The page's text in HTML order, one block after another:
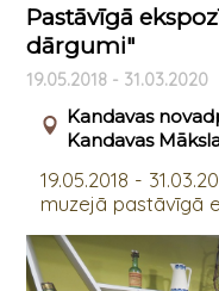
Pastāvīgā
dārgumi"
19.05.2018 - 31.03.2020
Kandavas
Kandavas
19.05.2018 -
muzejā pastāvīgā